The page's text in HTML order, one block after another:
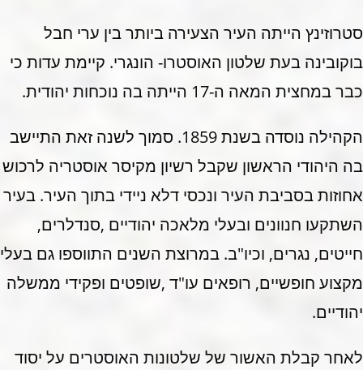
סטרוזינץ הייתה העיר הצעירה ביותר בין ערי חבל
בוקובינה בעת שלטון האוסטרו- הונגרי. קיימת עדות כי
כבר במחצית המאה ה-17 הייתה בה נוכחות יהודית.
הקהילה נוסדה בשנת 1859. סמוך לשנה זאת התיישב
בה היהודי הראשון שקבל רשיון מקיסר אוסטריה לרכוש
אחוזות בסביבת העיר ונכסי דלא ניידי בתוך העיר. בעיר
השתקעו חנוונים ובעלי מלאכה יהודיים ,סנדלרים,
חייטים, נגרים, וכיו"ב. במרוצת השנים התווספו גם בעלי
מקצוע חופשיים, רופאים עו"ד ,שופטים ופקידי ממשלה
יהודיים.
לאחר קבלת האשור של שלטונות האוסטרים על יסוד